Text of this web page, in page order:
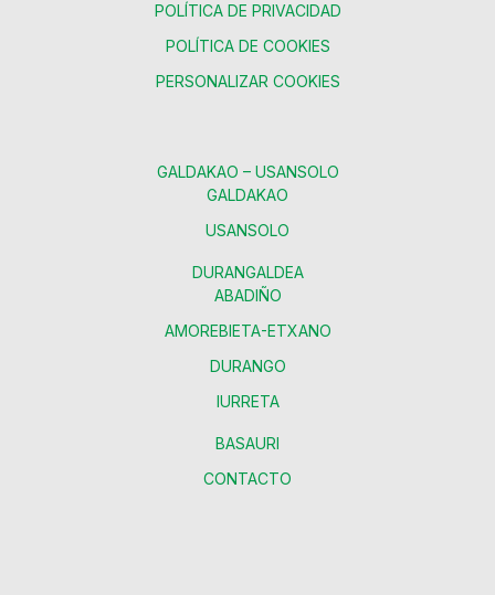
POLÍTICA DE PRIVACIDAD
POLÍTICA DE COOKIES
PERSONALIZAR COOKIES
GALDAKAO – USANSOLO
GALDAKAO
USANSOLO
DURANGALDEA
ABADIÑO
AMOREBIETA-ETXANO
DURANGO
IURRETA
BASAURI
CONTACTO